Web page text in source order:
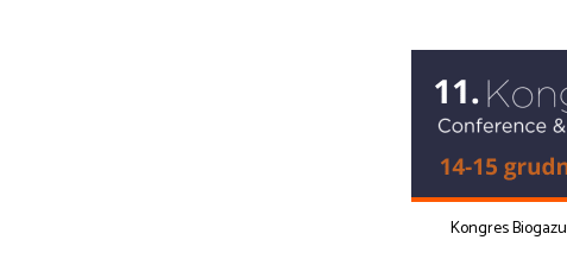
Kongres Biogazu